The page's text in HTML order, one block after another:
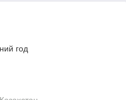
год